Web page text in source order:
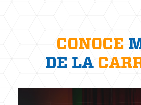
CONOCE
DE LA